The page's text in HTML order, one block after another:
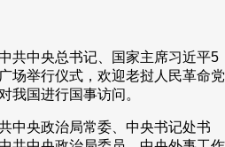
频道 生活体育大会 体育江湖
大国保险 云顶对话 云起
共中央总书记、国家主席习近平5
场举行仪式，欢迎老挝人民革命党
我国进行国事访问。
中央政治局常委、中央书记处书